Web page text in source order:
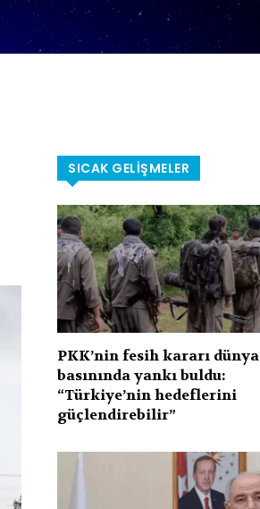
SICAK GELIŞMELER
PKK’nin fesih kararı dünya
basınında yankı buldu:
“Türkiye’nin hedeflerini
güçlendirebilir”